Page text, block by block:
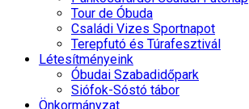
Tour de Óbuda
Családi Vizes Sportnapot
Terepfutó és Túrafesztivál
Létesítményeink
Óbudai Szabadidőpark
Siófok-Sóstó tábor
Önkormányzat